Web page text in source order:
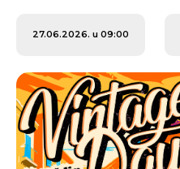
27.06.2026. u 09:00